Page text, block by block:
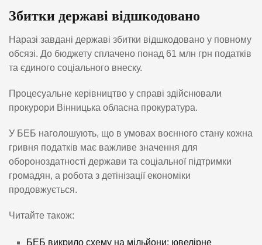
Збитки державі відшкодовано
Наразі завдані державі збитки відшкодовано у повному
обсязі. До бюджету сплачено понад 61 млн грн податків
та єдиного соціального внеску.
Процесуальне керівництво у справі здійснювали
прокурори Вінницька обласна прокуратура.
У БЕБ наголошують, що в умовах воєнного стану кожна
гривня податків має важливе значення для
обороноздатності держави та соціальної підтримки
громадян, а робота з детінізації економіки
продовжується.
Читайте також:
БЕБ викрило схему на мільйони: ювелірне